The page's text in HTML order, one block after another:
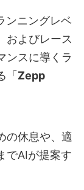
ンニングレベ
およびレース
ンスに導くラ
「Zepp
の休息や、適
でAIが提案す